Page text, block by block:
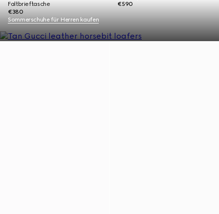
Faltbrieftasche
€380
€590
Sommerschuhe für Herren kaufen